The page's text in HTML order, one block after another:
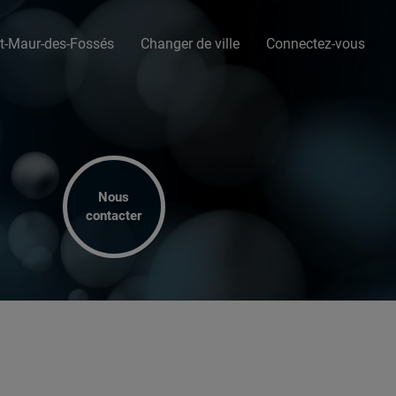
Maur-des-Fossés Changer de ville Connectez-vous
Nous
contacter